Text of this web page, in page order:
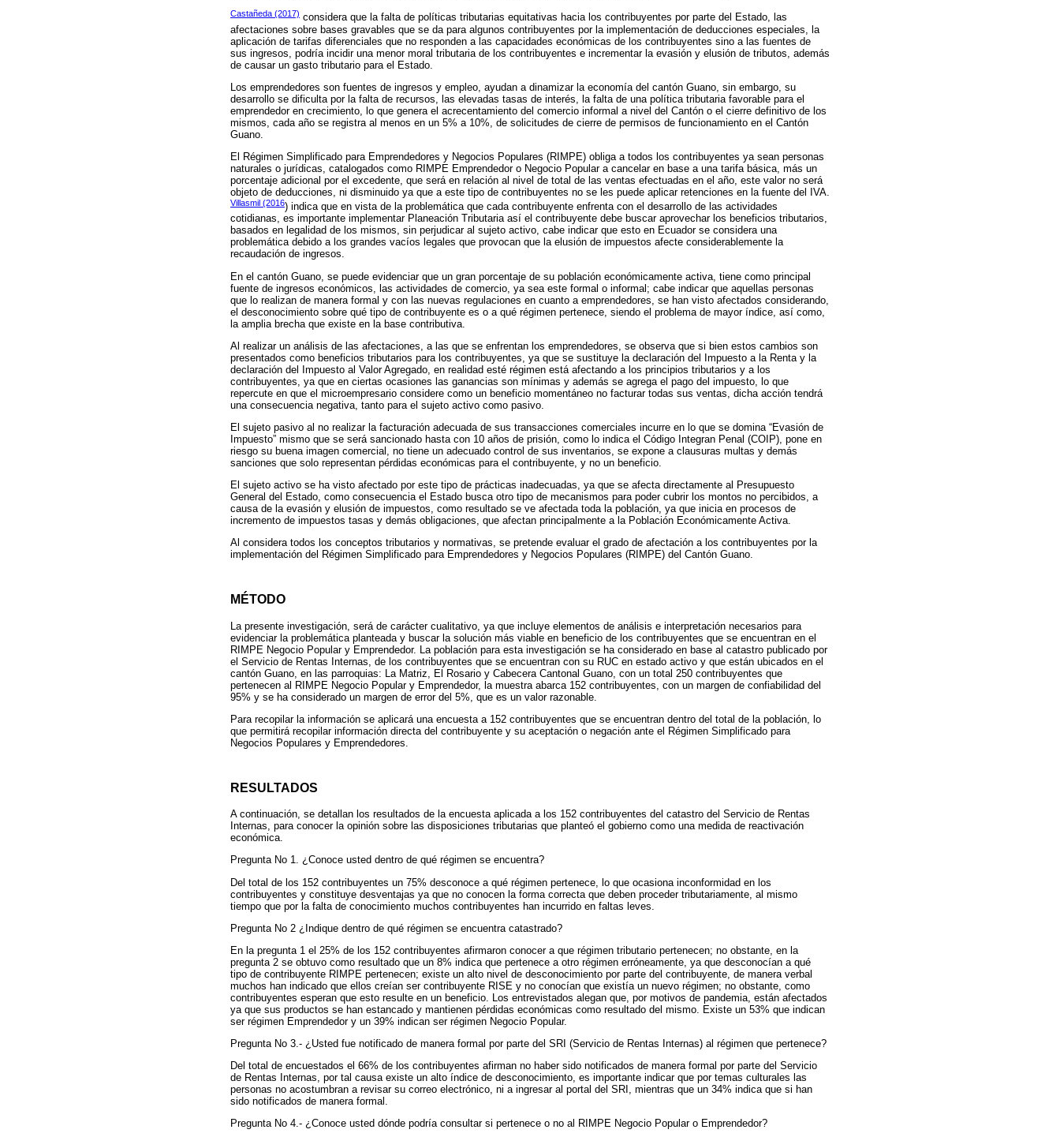
Castañeda (2017) considera que la falta de políticas tributarias equitativas hacia los contribuyentes por parte del Estado, las
afectaciones sobre bases gravables que se da para algunos contribuyentes por la implementación de deducciones especiales, la
aplicación de tarifas diferenciales que no responden a las capacidades económicas de los contribuyentes sino a las fuentes de
sus ingresos, podría incidir una menor moral tributaria de los contribuyentes e incrementar la evasión y elusión de tributos, además
de causar un gasto tributario para el Estado.
Los emprendedores son fuentes de ingresos y empleo, ayudan a dinamizar la economía del cantón Guano, sin embargo, su
desarrollo se dificulta por la falta de recursos, las elevadas tasas de interés, la falta de una política tributaria favorable para el
emprendedor en crecimiento, lo que genera el acrecentamiento del comercio informal a nivel del Cantón o el cierre definitivo de los
mismos, cada año se registra al menos en un 5% a 10%, de solicitudes de cierre de permisos de funcionamiento en el Cantón
Guano.
El Régimen Simplificado para Emprendedores y Negocios Populares (RIMPE) obliga a todos los contribuyentes ya sean personas
naturales o jurídicas, catalogados como RIMPE Emprendedor o Negocio Popular a cancelar en base a una tarifa básica, más un
porcentaje adicional por el excedente, que será en relación al nivel de total de las ventas efectuadas en el año, este valor no será
objeto de deducciones, ni disminuido ya que a este tipo de contribuyentes no se les puede aplicar retenciones en la fuente del IVA.
Villasmil (2016) indica que en vista de la problemática que cada contribuyente enfrenta con el desarrollo de las actividades
cotidianas, es importante implementar Planeación Tributaria así el contribuyente debe buscar aprovechar los beneficios tributarios,
basados en legalidad de los mismos, sin perjudicar al sujeto activo, cabe indicar que esto en Ecuador se considera una
problemática debido a los grandes vacíos legales que provocan que la elusión de impuestos afecte considerablemente la
recaudación de ingresos.
En el cantón Guano, se puede evidenciar que un gran porcentaje de su población económicamente activa, tiene como principal
fuente de ingresos económicos, las actividades de comercio, ya sea este formal o informal; cabe indicar que aquellas personas
que lo realizan de manera formal y con las nuevas regulaciones en cuanto a emprendedores, se han visto afectados considerando,
el desconocimiento sobre qué tipo de contribuyente es o a qué régimen pertenece, siendo el problema de mayor índice, así como,
la amplia brecha que existe en la base contributiva.
Al realizar un análisis de las afectaciones, a las que se enfrentan los emprendedores, se observa que si bien estos cambios son
presentados como beneficios tributarios para los contribuyentes, ya que se sustituye la declaración del Impuesto a la Renta y la
declaración del Impuesto al Valor Agregado, en realidad esté régimen está afectando a los principios tributarios y a los
contribuyentes, ya que en ciertas ocasiones las ganancias son mínimas y además se agrega el pago del impuesto, lo que
repercute en que el microempresario considere como un beneficio momentáneo no facturar todas sus ventas, dicha acción tendrá
una consecuencia negativa, tanto para el sujeto activo como pasivo.
El sujeto pasivo al no realizar la facturación adecuada de sus transacciones comerciales incurre en lo que se domina “Evasión de
Impuesto” mismo que se será sancionado hasta con 10 años de prisión, como lo indica el Código Integran Penal (COIP), pone en
riesgo su buena imagen comercial, no tiene un adecuado control de sus inventarios, se expone a clausuras multas y demás
sanciones que solo representan pérdidas económicas para el contribuyente, y no un beneficio.
El sujeto activo se ha visto afectado por este tipo de prácticas inadecuadas, ya que se afecta directamente al Presupuesto
General del Estado, como consecuencia el Estado busca otro tipo de mecanismos para poder cubrir los montos no percibidos, a
causa de la evasión y elusión de impuestos, como resultado se ve afectada toda la población, ya que inicia en procesos de
incremento de impuestos tasas y demás obligaciones, que afectan principalmente a la Población Económicamente Activa.
Al considera todos los conceptos tributarios y normativas, se pretende evaluar el grado de afectación a los contribuyentes por la
implementación del Régimen Simplificado para Emprendedores y Negocios Populares (RIMPE) del Cantón Guano.
MÉTODO
La presente investigación, será de carácter cualitativo, ya que incluye elementos de análisis e interpretación necesarios para
evidenciar la problemática planteada y buscar la solución más viable en beneficio de los contribuyentes que se encuentran en el
RIMPE Negocio Popular y Emprendedor. La población para esta investigación se ha considerado en base al catastro publicado por
el Servicio de Rentas Internas, de los contribuyentes que se encuentran con su RUC en estado activo y que están ubicados en el
cantón Guano, en las parroquias: La Matriz, El Rosario y Cabecera Cantonal Guano, con un total 250 contribuyentes que
pertenecen al RIMPE Negocio Popular y Emprendedor, la muestra abarca 152 contribuyentes, con un margen de confiabilidad del
95% y se ha considerado un margen de error del 5%, que es un valor razonable.
Para recopilar la información se aplicará una encuesta a 152 contribuyentes que se encuentran dentro del total de la población, lo
que permitirá recopilar información directa del contribuyente y su aceptación o negación ante el Régimen Simplificado para
Negocios Populares y Emprendedores.
RESULTADOS
A continuación, se detallan los resultados de la encuesta aplicada a los 152 contribuyentes del catastro del Servicio de Rentas
Internas, para conocer la opinión sobre las disposiciones tributarias que planteó el gobierno como una medida de reactivación
económica.
Pregunta No 1. ¿Conoce usted dentro de qué régimen se encuentra?
Del total de los 152 contribuyentes un 75% desconoce a qué régimen pertenece, lo que ocasiona inconformidad en los
contribuyentes y constituye desventajas ya que no conocen la forma correcta que deben proceder tributariamente, al mismo
tiempo que por la falta de conocimiento muchos contribuyentes han incurrido en faltas leves.
Pregunta No 2 ¿Indique dentro de qué régimen se encuentra catastrado?
En la pregunta 1 el 25% de los 152 contribuyentes afirmaron conocer a que régimen tributario pertenecen; no obstante, en la
pregunta 2 se obtuvo como resultado que un 8% indica que pertenece a otro régimen erróneamente, ya que desconocían a qué
tipo de contribuyente RIMPE pertenecen; existe un alto nivel de desconocimiento por parte del contribuyente, de manera verbal
muchos han indicado que ellos creían ser contribuyente RISE y no conocían que existía un nuevo régimen; no obstante, como
contribuyentes esperan que esto resulte en un beneficio. Los entrevistados alegan que, por motivos de pandemia, están afectados
ya que sus productos se han estancado y mantienen pérdidas económicas como resultado del mismo. Existe un 53% que indican
ser régimen Emprendedor y un 39% indican ser régimen Negocio Popular.
Pregunta No 3.- ¿Usted fue notificado de manera formal por parte del SRI (Servicio de Rentas Internas) al régimen que pertenece?
Del total de encuestados el 66% de los contribuyentes afirman no haber sido notificados de manera formal por parte del Servicio
de Rentas Internas, por tal causa existe un alto índice de desconocimiento, es importante indicar que por temas culturales las
personas no acostumbran a revisar su correo electrónico, ni a ingresar al portal del SRI, mientras que un 34% indica que si han
sido notificados de manera formal.
Pregunta No 4.- ¿Conoce usted dónde podría consultar si pertenece o no al RIMPE Negocio Popular o Emprendedor?